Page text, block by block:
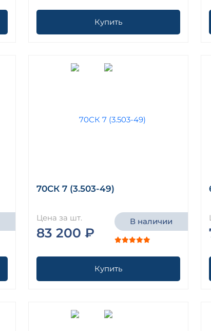
Купить
70СК 7 (3.503-49)
Цена за шт.
83 200 ₽
В наличии
Купить